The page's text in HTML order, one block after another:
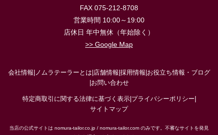
FAX 075-212-8708
営業時間 10:00～19:00
店休日 年中無休（年始除く）
>> Google Map
会社情報 ノムラテーラーとは 店舗情報 採用情報 お役立ち情報・ブログ
お問い合わせ
特定商取引に関する法律に基づく表示| プライバシーポリシー
サイトマップ
当店の公式サイトは nomura-tailor.co.jp / nomura-tailor.com のみです。不審なサイトを発見